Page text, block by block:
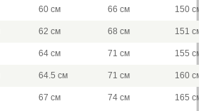
60 см 66 см 150
62 см 68 см 151
64 см 71 см 155
64.5 см 71 см 160
67 см 74 см
165